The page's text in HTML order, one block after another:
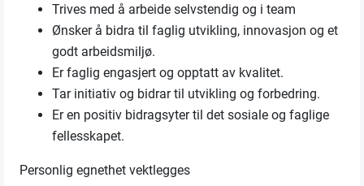
Trives med å arbeide selvstendig og i team
Ønsker å bidra til faglig utvikling, innovasjon og et
godt arbeidsmiljø.
Er faglig engasjert og opptatt av kvalitet.
Tar initiativ og bidrar til utvikling og forbedring.
Er en positiv bidragsyter til det sosiale og faglige
fellesskapet.
Personlig egnethet vektlegges